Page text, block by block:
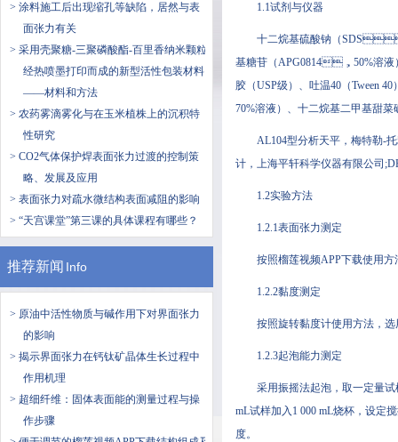
> ​涂料施工后出现缩孔等缺陷，居然与表
面张力有关
> 采用壳聚糖-三聚磷酸酯-百里香纳米颗粒
经热喷墨打印而成的新型活性包装材料
——材料和方法
> 农药雾滴雾化与在玉米植株上的沉积特
性研究
> CO2气体保护焊表面张力过渡的控制策
略、发展及应用
> 表面张力对疏水微结构表面减阻的影响
> “天宫课堂”第三课的具体课程有哪些？
推荐新闻 Info
> 原油中活性物质与碱作用下对界面张力
的影响
> 揭示界面张力在钙钛矿晶体生长过程中
作用机理
> 超细纤维：固体表面能的测量过程与操
作步骤
1.1试剂与仪器
十二烷基硫酸钠（SDS
基糖苷（APG0814，50%溶液）
胶（USP级）、吐温40（
70%溶液）、十二烷基二甲基甜
AL104型分析天平，梅特
计，上海平轩科学仪器有限公司
1.2实验方法
1.2.1表面张力测定
按照榴莲视频APP下载使用方法
1.2.2黏度测定
按照旋转黏度计使用方法，
1.2.3起泡能力测定
采用振摇法起泡，取一定量
mL试样加入1 000 mL烧杯，
度。